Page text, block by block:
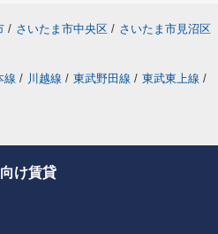
/ さいたま市中央区 / さいたま市見沼区
線 / 川越線 / 東武野田線 / 東武東上線 /
け賃貸